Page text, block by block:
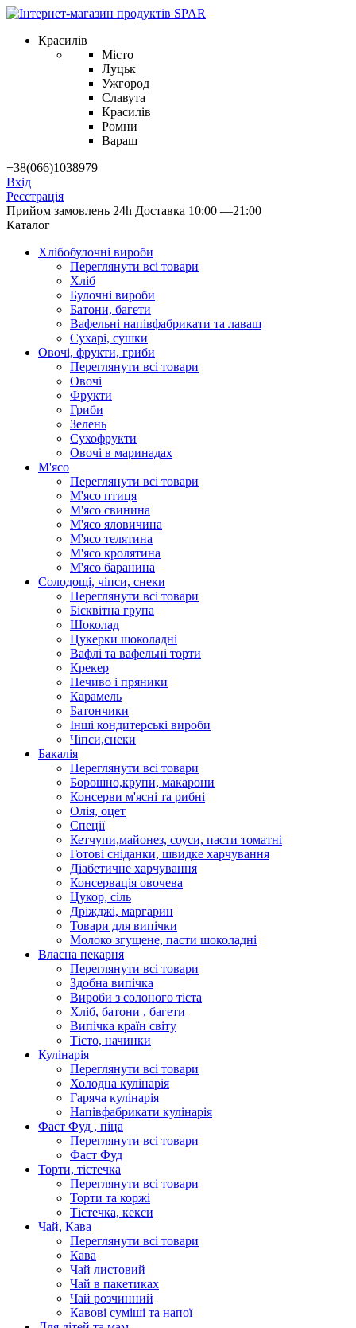
Красилів
Місто
Луцьк
Ужгород
Славута
Красилів
Ромни
Вараш
+38(066)1038979
Вхід
Реєстрація
Прийом замовлень 24h Доставка 10:00 —21:00
Каталог
Хлібобулочні вироби
Переглянути всі товари
Хліб
Булочні вироби
Батони, багети
Вафельні напівфабрикати та лаваш
Сухарі, сушки
Овочі, фрукти, гриби
Переглянути всі товари
Овочі
Фрукти
Гриби
Зелень
Сухофрукти
Овочі в маринадах
М'ясо
Переглянути всі товари
М'ясо птиця
М'ясо свинина
М'ясо яловичина
М'ясо телятина
М'ясо кролятина
М'ясо баранина
Солодощі, чіпси, снеки
Переглянути всі товари
Бісквітна група
Шоколад
Цукерки шоколадні
Вафлі та вафельні торти
Крекер
Печиво і пряники
Карамель
Батончики
Інші кондитерські вироби
Чіпси,снеки
Бакалія
Переглянути всі товари
Борошно,крупи, макарони
Консерви м'ясні та рибні
Олія, оцет
Спеції
Кетчупи,майонез, соуси, пасти томатні
Готові сніданки, швидке харчування
Діабетичне харчування
Консервація овочева
Цукор, сіль
Дріжджі, маргарин
Товари для випічки
Молоко згущене, пасти шоколадні
Власна пекарня
Переглянути всі товари
Здобна випічка
Вироби з солоного тіста
Хліб, батони , багети
Випічка країн світу
Тісто, начинки
Кулінарія
Переглянути всі товари
Холодна кулінарія
Гаряча кулінарія
Напівфабрикати кулінарія
Фаст Фуд , піца
Переглянути всі товари
Фаст Фуд
Торти, тістечка
Переглянути всі товари
Торти та коржі
Тістечка, кекси
Чай, Кава
Переглянути всі товари
Кава
Чай листовий
Чай в пакетиках
Чай розчинний
Кавові суміші та напої